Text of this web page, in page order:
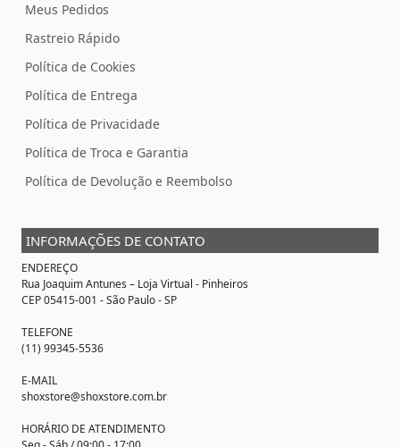
Meus Pedidos
Rastreio Rápido
Política de Cookies
Política de Entrega
Política de Privacidade
Política de Troca e Garantia
Política de Devolução e Reembolso
INFORMAÇÕES DE CONTATO
ENDEREÇO
Rua Joaquim Antunes – Loja Virtual - Pinheiros
CEP 05415-001 - São Paulo - SP
TELEFONE
(11) 99345-5536
E-MAIL
shoxstore@shoxstore.com.br
HORÁRIO DE ATENDIMENTO